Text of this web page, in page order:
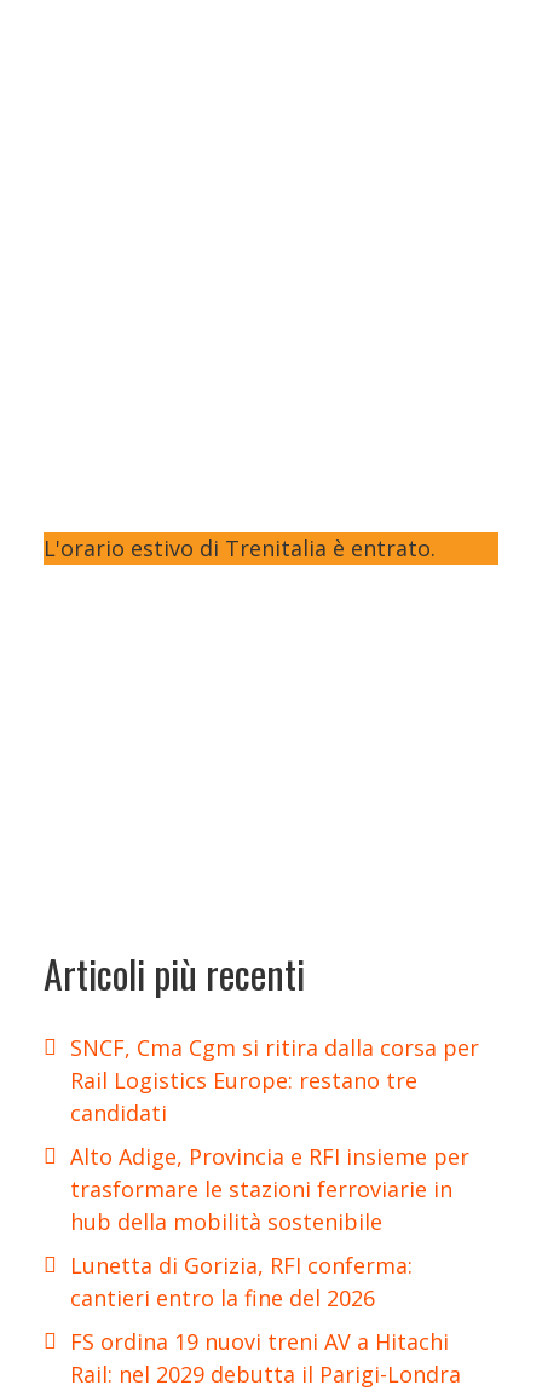
L'orario estivo di Trenitalia è entrato.
Articoli più recenti
SNCF, Cma Cgm si ritira dalla corsa per
Rail Logistics Europe: restano tre
candidati
Alto Adige, Provincia e RFI insieme per
trasformare le stazioni ferroviarie in
hub della mobilità sostenibile
Lunetta di Gorizia, RFI conferma:
cantieri entro la fine del 2026
FS ordina 19 nuovi treni AV a Hitachi
Rail: nel 2029 debutta il Parigi-Londra